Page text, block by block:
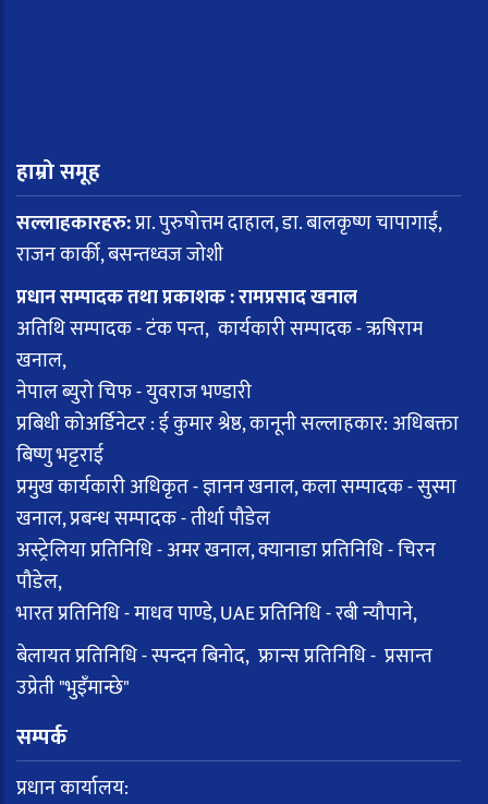
हाम्रो समूह
सल्लाहकारहरु:प्रा. पुरुषोत्तम दाहाल, डा. बालकृष्ण चापागाईं,
राजन कार्की, बसन्तध्वज जोशी
प्रधान सम्पादक तथा प्रकाशक : रामप्रसाद खनाल
अतिथि सम्पादक - टंक पन्त, कार्यकारी सम्पादक - ऋषिराम
खनाल,
नेपाल ब्युरो चिफ - युवराज भण्डारी
प्रबिधी कोअर्डिनेटर : ई कुमार श्रेष्ठ, कानूनी सल्लाहकार: अधिबक्ता
बिष्णु भट्टराई
प्रमुख कार्यकारी अधिकृत - ज्ञानन खनाल, कला सम्पादक - सुस्मा
खनाल, प्रबन्ध सम्पादक - तीर्था पौडेल
अस्ट्रेलिया प्रतिनिधि - अमर खनाल, क्यानाडा प्रतिनिधि - चिरन
पौडेल,
भारत प्रतिनिधि - माधव पाण्डे, UAE प्रतिनिधि - रबी न्यौपाने,
बेलायत प्रतिनिधि - स्पन्दन बिनोद, फ्रान्स प्रतिनिधि - प्रसान्त
उप्रेती "भुइँमान्छे"
सम्पर्क
प्रधान कार्यालय: